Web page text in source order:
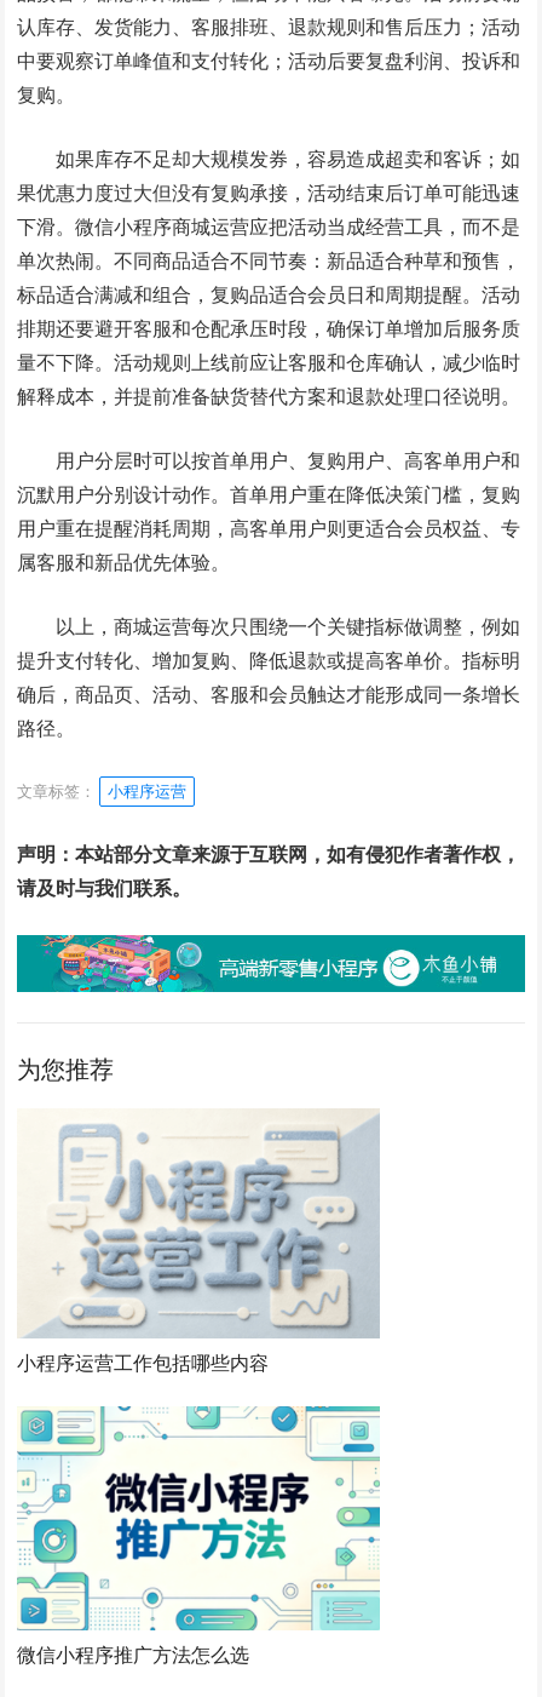
认库存、发货能力、客服排班、退款规则和售后压力；活动
中要观察订单峰值和支付转化；活动后要复盘利润、投诉和
复购。
如果库存不足却大规模发券，容易造成超卖和客诉；如
果优惠力度过大但没有复购承接，活动结束后订单可能迅速
下滑。微信小程序商城运营应把活动当成经营工具，而不是
单次热闹。不同商品适合不同节奏：新品适合种草和预售，
标品适合满减和组合，复购品适合会员日和周期提醒。活动
排期还要避开客服和仓配承压时段，确保订单增加后服务质
量不下降。活动规则上线前应让客服和仓库确认，减少临时
解释成本，并提前准备缺货替代方案和退款处理口径说明。
用户分层时可以按首单用户、复购用户、高客单用户和
沉默用户分别设计动作。首单用户重在降低决策门槛，复购
用户重在提醒消耗周期，高客单用户则更适合会员权益、专
属客服和新品优先体验。
以上，商城运营每次只围绕一个关键指标做调整，例如
提升支付转化、增加复购、降低退款或提高客单价。指标明
确后，商品页、活动、客服和会员触达才能形成同一条增长
路径。
文章标签： 小程序运营
声明：本站部分文章来源于互联网，如有侵犯作者著作权，
请及时与我们联系。
为您推荐
小程序运营工作包括哪些内容
微信小程序推广方法怎么选